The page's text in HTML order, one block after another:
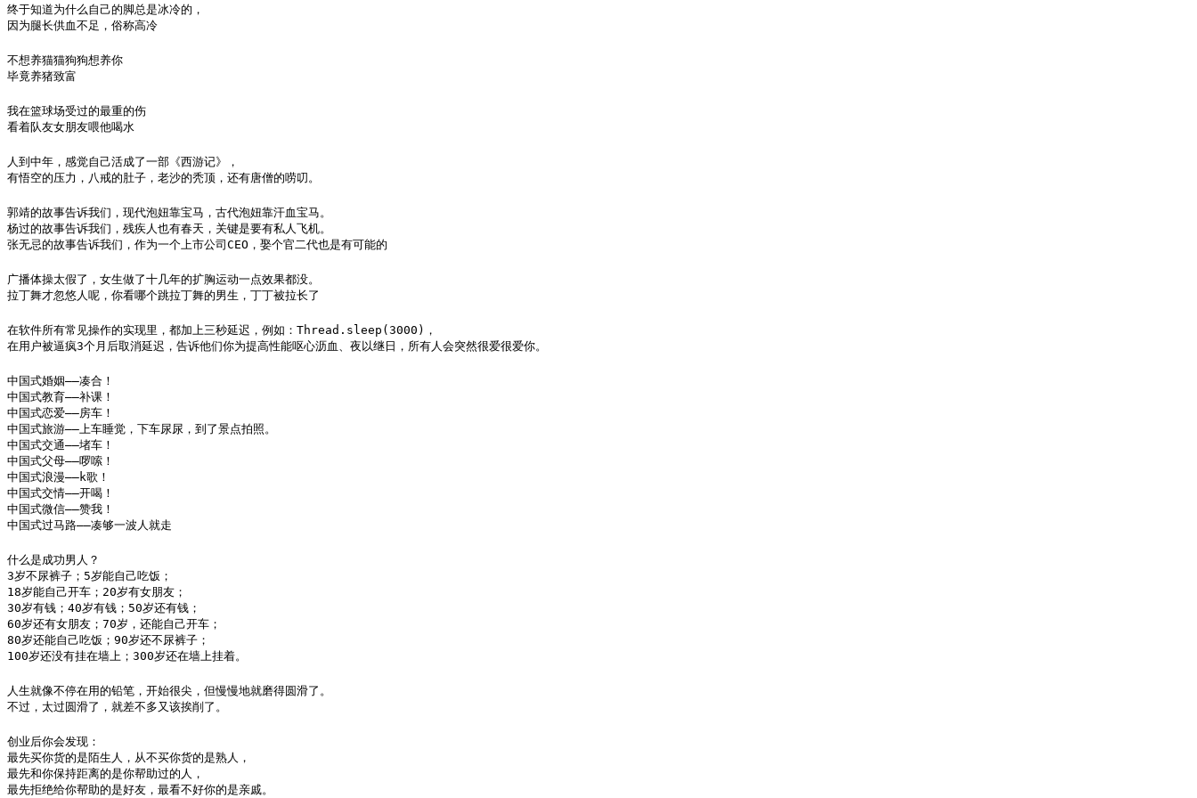
终于知道为什么自己的脚总是冰冷的，
因为腿长供血不足，俗称高冷
不想养猫猫狗狗想养你
毕竟养猪致富
我在篮球场受过的最重的伤
看着队友女朋友喂他喝水
人到中年，感觉自己活成了一部《西游记》，
有悟空的压力，八戒的肚子，老沙的秃顶，还有唐僧的唠叨。
郭靖的故事告诉我们，现代泡妞靠宝马，古代泡妞靠汗血宝马。
杨过的故事告诉我们，残疾人也有春天，关键是要有私人飞机。
张无忌的故事告诉我们，作为一个上市公司CEO，娶个官二代也是有可能的
广播体操太假了，女生做了十几年的扩胸运动一点效果都没。
拉丁舞才忽悠人呢，你看哪个跳拉丁舞的男生，丁丁被拉长了
在软件所有常见操作的实现里，都加上三秒延迟，例如：Thread.sleep(3000)，
在用户被逼疯3个月后取消延迟，告诉他们你为提高性能呕心沥血、夜以继日，所有人会突然很爱很爱你。
中国式婚姻——凑合！
中国式教育——补课！
中国式恋爱——房车！
中国式旅游——上车睡觉，下车尿尿，到了景点拍照。
中国式交通——堵车！
中国式父母——啰嗦！
中国式浪漫——k歌！
中国式交情——开喝！
中国式微信——赞我！
中国式过马路——凑够一波人就走
什么是成功男人？
3岁不尿裤子；5岁能自己吃饭；
18岁能自己开车；20岁有女朋友；
30岁有钱；40岁有钱；50岁还有钱；
60岁还有女朋友；70岁，还能自己开车；
80岁还能自己吃饭；90岁还不尿裤子；
100岁还没有挂在墙上；300岁还在墙上挂着。
人生就像不停在用的铅笔，开始很尖，但慢慢地就磨得圆滑了。
不过，太过圆滑了，就差不多又该挨削了。
创业后你会发现：
最先买你货的是陌生人，从不买你货的是熟人，
最先和你保持距离的是你帮助过的人，
最先拒绝给你帮助的是好友，最看不好你的是亲戚。